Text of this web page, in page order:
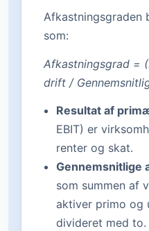
Afkastningsgraden
som:
Afkastningsgrad =
drift /
Resultat af
EBIT) er
renter og skat.
Gennemsnitlige
som summen af
aktiver primo og
divideret med to.